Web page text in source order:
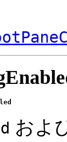
およ